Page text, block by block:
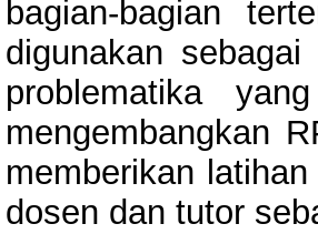
bagian-bagian
digunakan
problematika
mengembangkan
memberikan
dosen dan tutor